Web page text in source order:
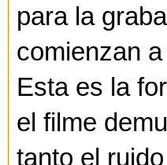
para la
comienzan a
Esta es la
el filme
tanto el